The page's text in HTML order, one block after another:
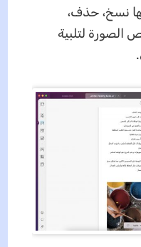
نسخ، حذف،
الصورة لتلبية